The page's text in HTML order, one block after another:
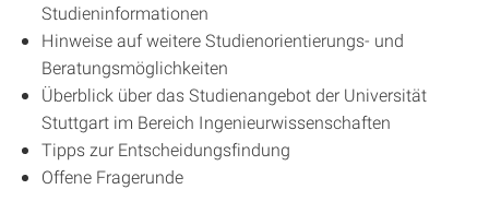
Studieninformationen
Hinweise auf weitere Studienorientierungs- und
Beratungsmöglichkeiten
Überblick über das Studienangebot der Universität
Stuttgart im Bereich Ingenieurwissenschaften
Tipps zur Entscheidungsfindung
Offene Fragerunde